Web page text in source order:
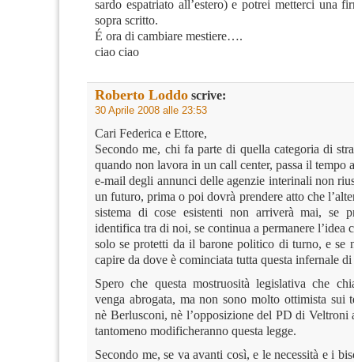
sardo espatriato all’estero) e potrei metterci una
sopra scritto.
É ora di cambiare mestiere….
ciao ciao
Roberto Loddo scrive:
30 Aprile 2008 alle 23:53
Cari Federica e Ettore,
Secondo me, chi fa parte di quella categoria di
quando non lavora in un call center, passa il tempo
e-mail degli annunci delle agenzie interinali non
un futuro, prima o poi dovrà prendere atto che
sistema di cose esistenti non arriverà mai, se
identifica tra di noi, se continua a permanere l’idea
solo se protetti da il barone politico di turno, e se
capire da dove è cominciata tutta questa infernale
Spero che questa mostruosità legislativa che
venga abrogata, ma non sono molto ottimista sui
nè Berlusconi, nè l’opposizione del PD di Veltroni
tantomeno modificheranno questa legge.
Secondo me, se va avanti così, e le necessità e i